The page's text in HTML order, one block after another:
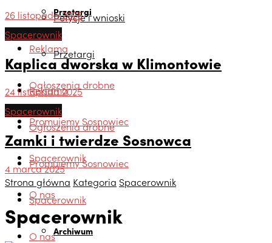
Przetargi
Reklama
Ogłoszenia drobne
Promujemy Sosnowiec
Spacerownik
O nas
Archiwum
Petycje i wnioski
Przetargi
Reklama
Ogłoszenia drobne
Promujemy Sosnowiec
Spacerownik
O nas
26 listopada 2025
Spacerownik
Kaplica dworska w Klimontowie
24 listopada 2025
Spacerownik
Zamki i twierdze Sosnowca
4 marca 2025
Strona główna Kategoria Spacerownik
Spacerownik